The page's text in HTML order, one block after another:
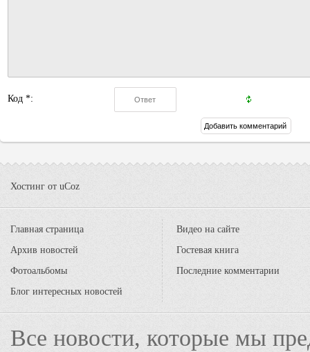
Код *:
Хостинг от uCoz
Главная страница
Архив новостей
Фотоальбомы
Блог интересных новостей
Видео на сайте
Гостевая книга
Последние комментарии
Все новости, которые мы